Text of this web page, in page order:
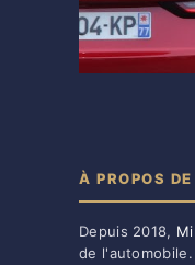
À PROPOS
Depuis 2018,
de